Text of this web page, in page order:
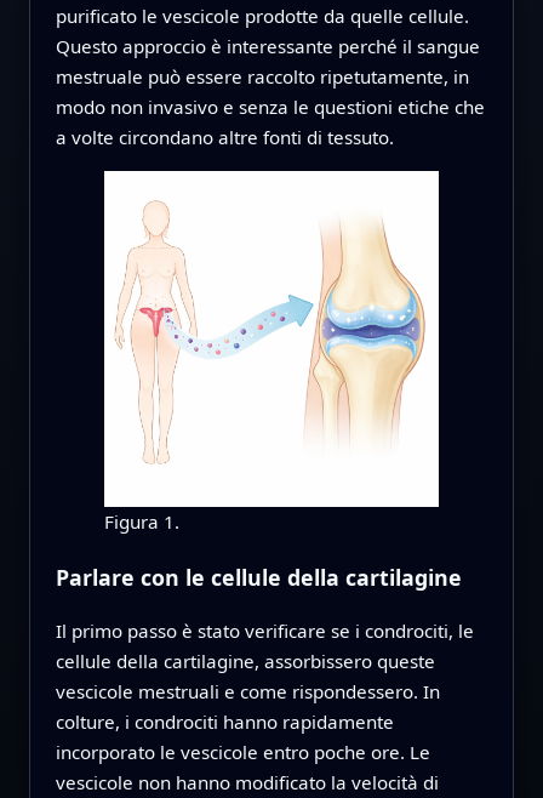
purificato le vescicole prodotte da quelle cellule.
Questo approccio è interessante perché il sangue
mestruale può essere raccolto ripetutamente, in
modo non invasivo e senza le questioni etiche che
a volte circondano altre fonti di tessuto.
Figura 1.
Parlare con le cellule della cartilagine
Il primo passo è stato verificare se i condrociti, le
cellule della cartilagine, assorbissero queste
vescicole mestruali e come rispondessero. In
colture, i condrociti hanno rapidamente
incorporato le vescicole entro poche ore. Le
vescicole non hanno modificato la velocità di